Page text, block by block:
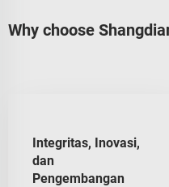
Why choose
Integritas, Inovasi,
dan
Pengembangan